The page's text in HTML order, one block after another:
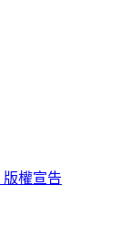
版權宣告